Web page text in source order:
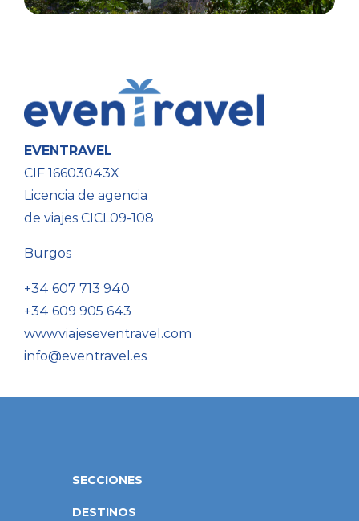
EVENTRAVEL
CIF 16603043X
Licencia de agencia
de viajes CICL09-108
Burgos
+34 607 713 940
+34 609 905 643
www.viajeseventravel.com
info@eventravel.es
SECCIONES
DESTINOS